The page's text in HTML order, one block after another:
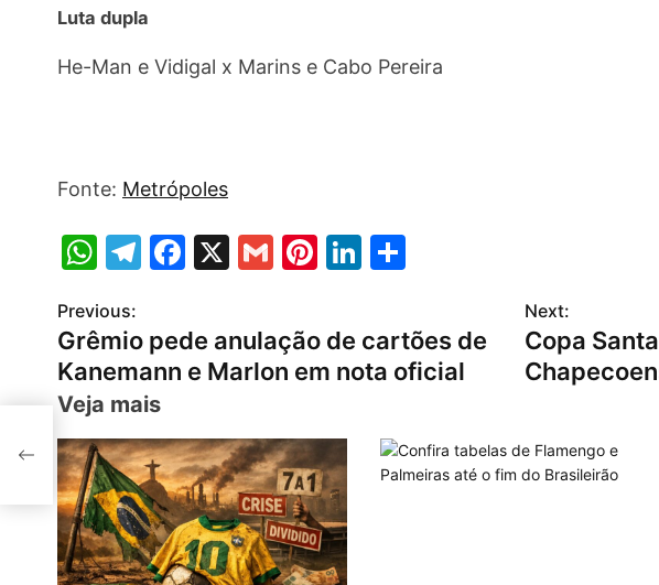
Luta dupla
He-Man e Vidigal x Marins e Cabo Pereira
Fonte: Metrópoles
W
at
s
A
p
p
T
gr
a
m
F
c
e
b
o
o
k
X
G
ai
l
Pi
er
e
st
Li
e
dI
n
ar
e
P
o
s
t
n
a
v
Previous:
Grêmio pede anulação de cartões de
Kanemann e Marlon em nota oficial
Next:
Copa
Veja mais